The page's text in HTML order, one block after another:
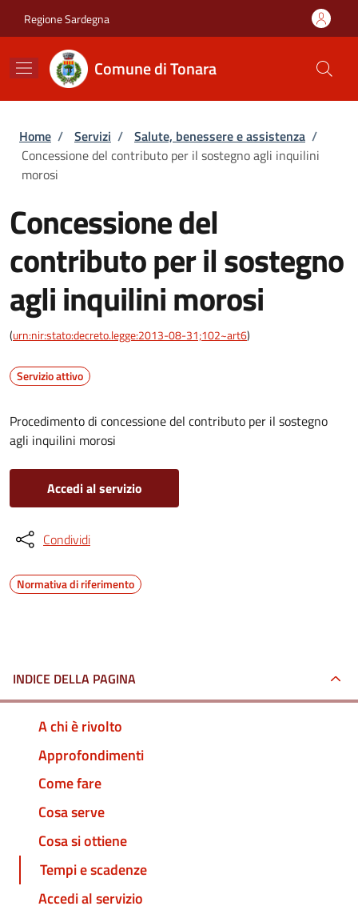
Regione Sardegna
Comune di Tonara
Briciole di pane
Home / Servizi / Salute, benessere e assistenza /
Concessione del contributo per il sostegno agli inquilini
morosi
Concessione del
contributo per il sostegno
agli inquilini morosi
(urn:nir:stato:decreto.legge:2013-08-31;102~art6)
Servizio attivo
Procedimento di concessione del contributo per il sostegno
agli inquilini morosi
Accedi al servizio
Condividi
Normativa di riferimento
INDICE DELLA PAGINA
A chi è rivolto
Approfondimenti
Come fare
Cosa serve
Cosa si ottiene
Tempi e scadenze
Accedi al servizio